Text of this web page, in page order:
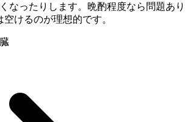
なったりします。晩酌程度なら問題あり
けるのが理想的です。